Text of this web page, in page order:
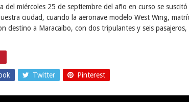
del miércoles 25 de septiembre del año en curso se
ciudad, cuando la aeronave modelo West Wing,
destino a Maracaibo, con dos tripulantes y seis
Twitter Pinterest